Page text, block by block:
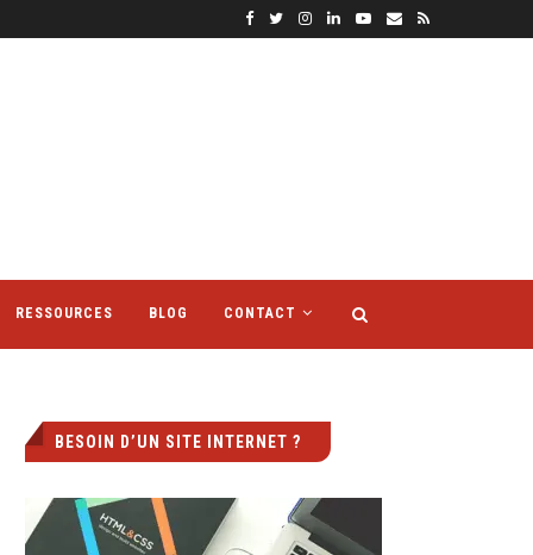
RESSOURCES BLOG CONTACT
BESOIN D’UN SITE INTERNET ?